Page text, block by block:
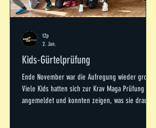
Kids-Gürtelprüfung
Ende November war die Aufregung wieder groß.
Viele Kids hatten sich zur Krav Maga Prüfung
angemeldet und konnten zeigen, was sie drauf
t2p
2. Jan.